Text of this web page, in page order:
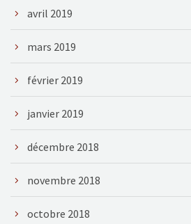
avril 2019
mars 2019
février 2019
janvier 2019
décembre 2018
novembre 2018
octobre 2018